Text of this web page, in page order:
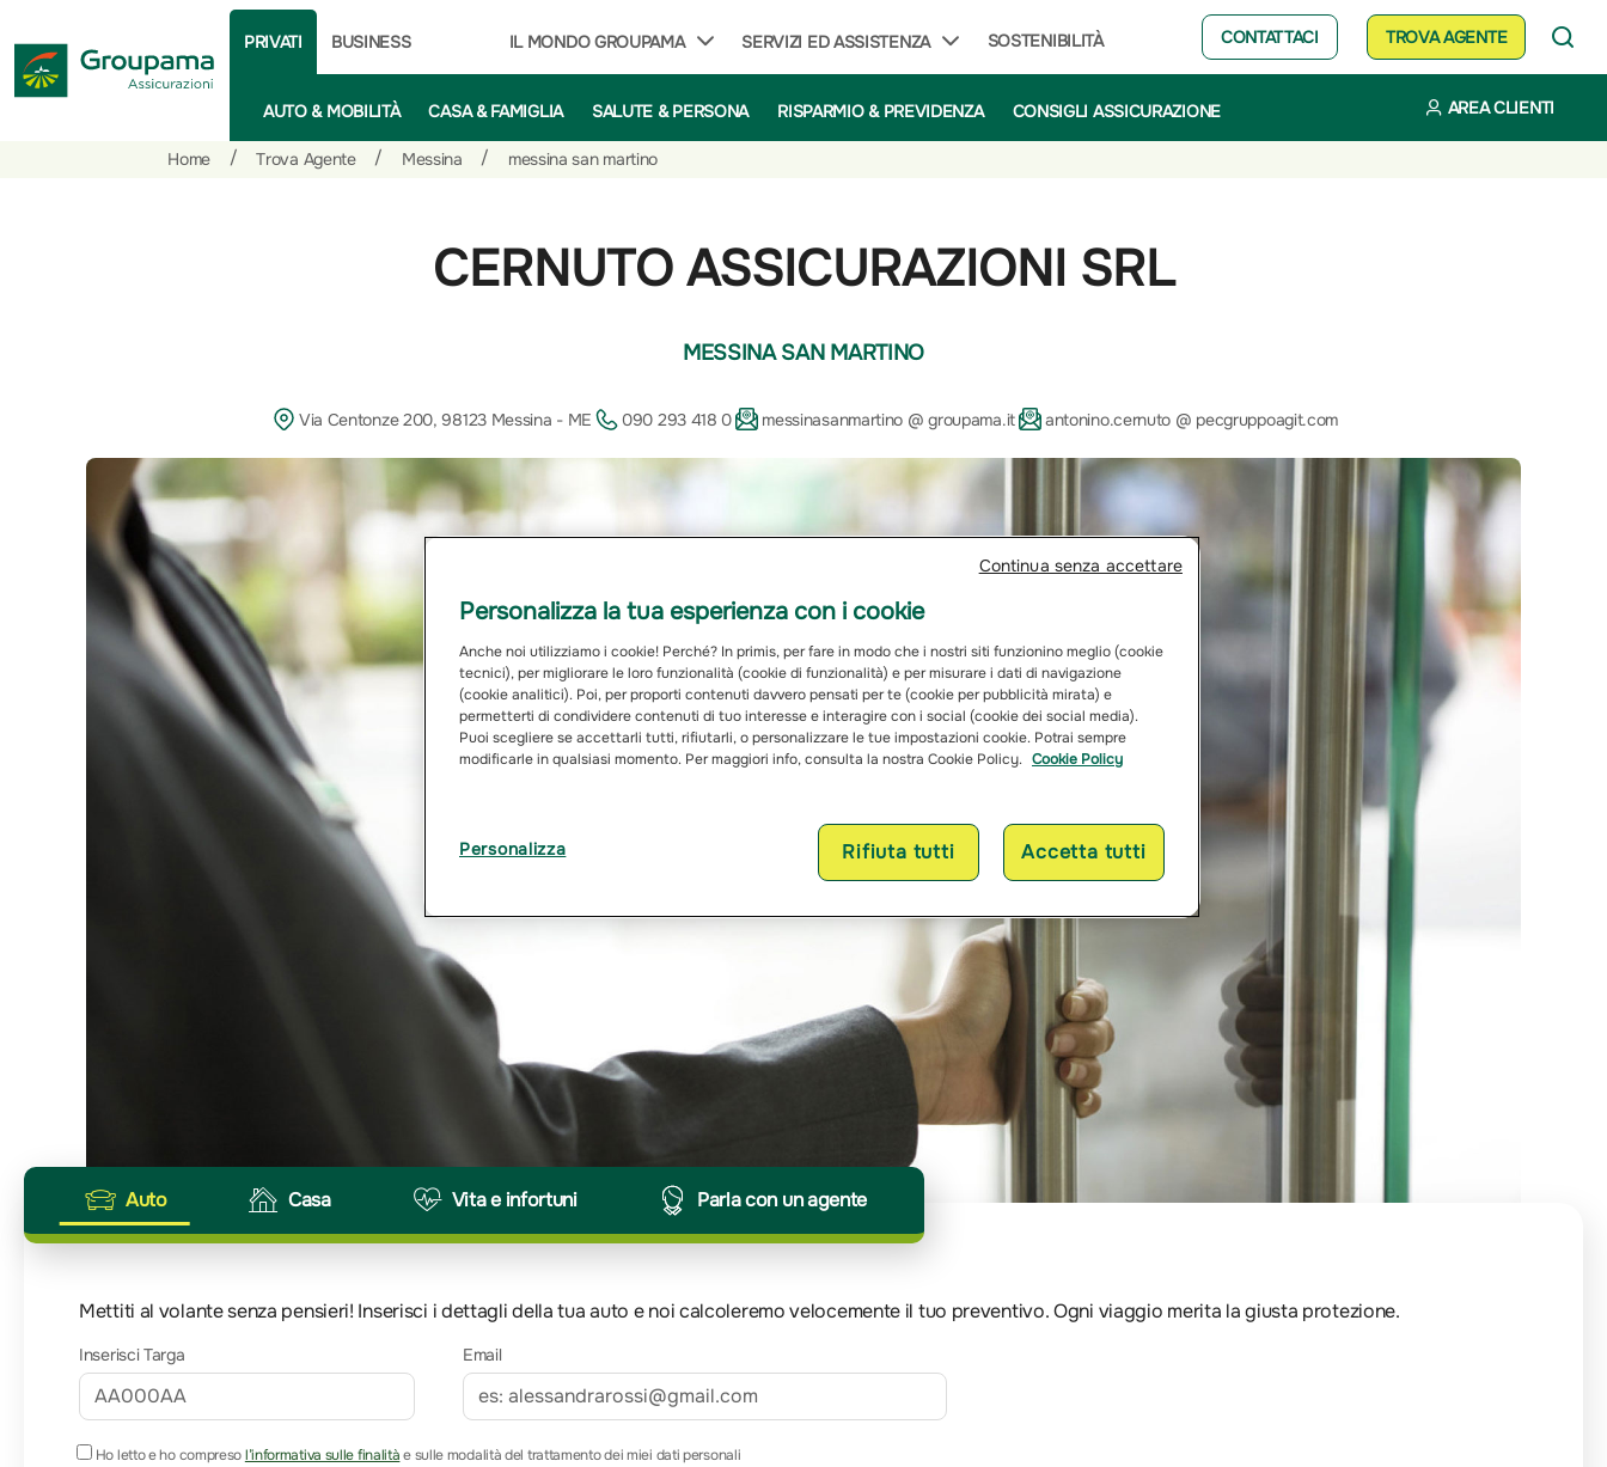
PRIVATI BUSINESS IL MONDO GROUPAMA SERVIZI ED ASSISTENZA SOSTENIBILITÀ CONTATTACI TROVA AGENTE
AUTO & MOBILITÀ CASA & FAMIGLIA SALUTE & PERSONA RISPARMIO & PREVIDENZA CONSIGLI ASSICURAZIONE AREA CLIENTI
Home / Trova Agente / Messina / messina san martino
CERNUTO ASSICURAZIONI SRL
MESSINA SAN MARTINO
Via Centonze 200, 98123 Messina - ME 090 293 418 0 messinasanmartino @ groupama.it antonino.cernuto @ pecgruppoagit.com
Auto Casa Vita e infortuni Parla con un agente
Mettiti al volante senza pensieri! Inserisci i dettagli della tua auto e noi calcoleremo velocemente il tuo preventivo. Ogni viaggio merita la giusta protezione.
Inserisci Targa Email
Ho letto e ho compresol’informativa sulle finalitàe sulle modalità del trattamento dei miei dati personali
Personalizza la tua esperienza con i cookie
Anche noi utilizziamo i cookie! Perché? In primis, per fare in modo che i nostri siti funzionino meglio (cookie
tecnici), per migliorare le loro funzionalità (cookie di funzionalità) e per misurare i dati di navigazione
(cookie analitici). Poi, per proporti contenuti davvero pensati per te (cookie per pubblicità mirata) e
permetterti di condividere contenuti di tuo interesse e interagire con i social (cookie dei social media).
Puoi scegliere se accettarli tutti, rifiutarli, o personalizzare le tue impostazioni cookie. Potrai sempre
modificarle in qualsiasi momento. Per maggiori info, consulta la nostra Cookie Policy. Cookie Policy
Rifiuta tutti Accetta tutti
Personalizza
Continua senza accettare